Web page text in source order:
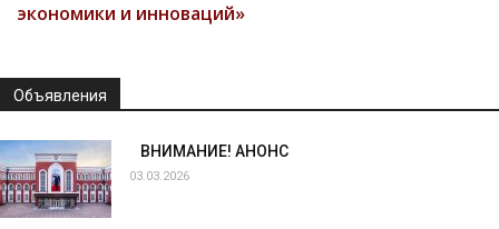
экономики и инноваций»
Объявления
ВНИМАНИЕ! АНОНС
03.03.2026